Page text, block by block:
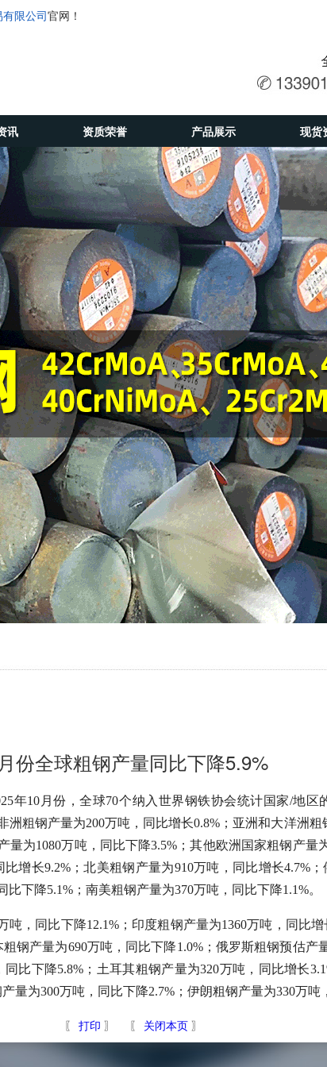
限公司官网！
讯 资质荣誉 产品展示 现货
份全球粗钢产量同比下降5.9%
年10月份，全球70个纳入世界钢铁协会统计国家/地区
洲粗钢产量为200万吨，同比增长0.8%；亚洲和大洋洲粗
量为1080万吨，同比下降3.5%；其他欧洲国家粗钢产量
增长9.2%；北美粗钢产量为910万吨，同比增长4.7%
下降5.1%；南美粗钢产量为370万吨，同比下降1.1%。
吨，同比下降12.1%；印度粗钢产量为1360万吨，同比
钢产量为690万吨，同比下降1.0%；俄罗斯粗钢预估产
同比下降5.8%；土耳其粗钢产量为320万吨，同比增长
量为300万吨，同比下降2.7%；伊朗粗钢产量为330万吨
〖 打印 〗 〖 关闭本页 〗